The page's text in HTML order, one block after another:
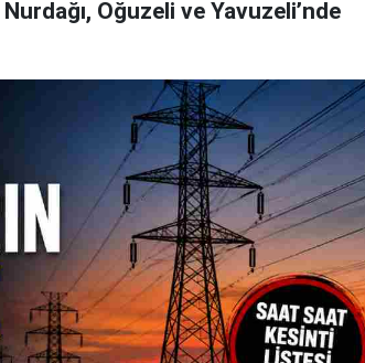
Oğuzeli ve Yavuzeli’nde